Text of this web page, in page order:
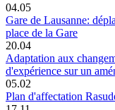
04.05
Gare de Lausanne:
place de la Gare
20.04
Adaptation aux
d'expérience sur un
05.02
Plan d'affectation